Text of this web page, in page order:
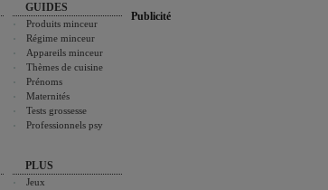
GUIDES
Produits minceur
Régime minceur
Appareils minceur
Thèmes de cuisine
Prénoms
Maternités
Tests grossesse
Professionnels psy
PLUS
Jeux
Publicité